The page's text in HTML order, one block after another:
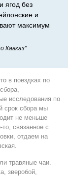
ягод без
и
максимум
Кавказ"
в поездках по
исследования по
срок сбора мы
не меньше
связанное с
отдаем на
травяные чаи.
зверобой,